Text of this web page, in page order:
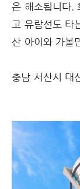
은 해소됩니다.
고 유람선도 타
산 아이와 가볼
충남 서산시 대